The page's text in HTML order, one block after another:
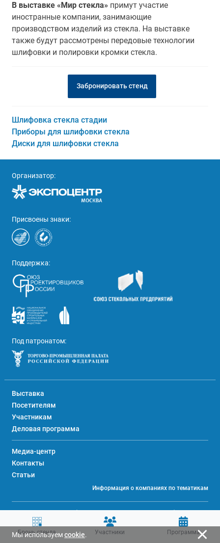
В выставке «Мир стекла» примут участие
иностранные компании, занимающие
производством изделий из стекла. На выставке
также будут рассмотрены передовые технологии
шлифовки и полировки кромки стекла.
Забронировать стенд
Шлифовка стекла стадии
Приборы для шлифовки стекла
Диски для шлифовки стекла
Организатор:
Присвоены знаки:
Поддержка:
Под патронатом:
Выставка
Посетителям
Участникам
Деловая программа
Медиа-центр
Контакты
Статьи
Информация о компаниях по тематикам
© 2026 АО «ЭКСПОЦЕНТР» (ИНН 7718033809 / ОГРН 1027700167153), 107113,
Москва, Сокольнический Вал, 1А
Политика обработки персональных данных
Бронь стенда Участники Программа
Мы используемcookie.